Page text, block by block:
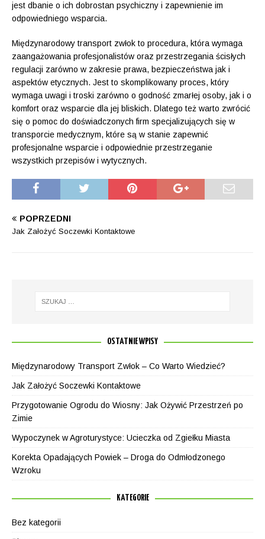
jest dbanie o ich dobrostan psychiczny i zapewnienie im
odpowiedniego wsparcia.
Międzynarodowy transport zwłok to procedura, która wymaga
zaangażowania profesjonalistów oraz przestrzegania ścisłych
regulacji zarówno w zakresie prawa, bezpieczeństwa jak i
aspektów etycznych. Jest to skomplikowany proces, który
wymaga uwagi i troski zarówno o godność zmarłej osoby, jak i o
komfort oraz wsparcie dla jej bliskich. Dlatego też warto zwrócić
się o pomoc do doświadczonych firm specjalizujących się w
transporcie medycznym, które są w stanie zapewnić
profesjonalne wsparcie i odpowiednie przestrzeganie
wszystkich przepisów i wytycznych.
POPRZEDNI
Jak Założyć Soczewki Kontaktowe
OSTATNIE WPISY
Międzynarodowy Transport Zwłok – Co Warto Wiedzieć?
Jak Założyć Soczewki Kontaktowe
Przygotowanie Ogrodu do Wiosny: Jak Ożywić Przestrzeń po
Zimie
Wypoczynek w Agroturystyce: Ucieczka od Zgiełku Miasta
Korekta Opadających Powiek – Droga do Odmłodzonego
Wzroku
KATEGORIE
Bez kategorii